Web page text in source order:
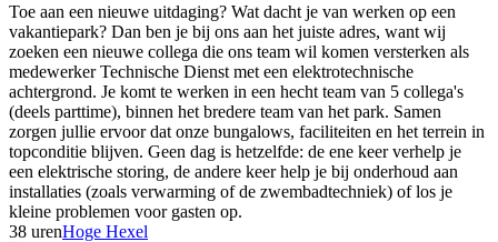
Toe aan een nieuwe uitdaging? Wat dacht je van werken op een
vakantiepark? Dan ben je bij ons aan het juiste adres, want wij
zoeken een nieuwe collega die ons team wil komen versterken als
medewerker Technische Dienst met een elektrotechnische
achtergrond. Je komt te werken in een hecht team van 5 collega's
(deels parttime), binnen het bredere team van het park. Samen
zorgen jullie ervoor dat onze bungalows, faciliteiten en het terrein in
topconditie blijven. Geen dag is hetzelfde: de ene keer verhelp je
een elektrische storing, de andere keer help je bij onderhoud aan
installaties (zoals verwarming of de zwembadtechniek) of los je
kleine problemen voor gasten op.
38 urenHoge Hexel